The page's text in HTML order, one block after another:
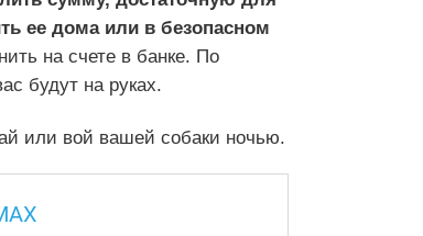
ее дома или в безопасном
на счете в банке. По
будут на руках.
или вой вашей собаки ночью.